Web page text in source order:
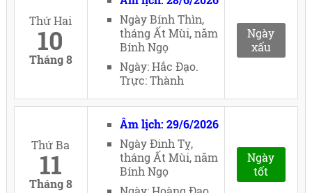
Thứ Hai
10
Tháng 8
Ngày Bính Thìn,
tháng Ất Mùi, năm
Bính Ngọ
Ngày: Hắc Đạo.
Trực: Thành
Ngày
xấu
Thứ Ba
11
Tháng 8
Âm lịch: 29/6/2026
Ngày Đinh Tỵ,
tháng Ất Mùi, năm
Bính Ngọ
Ngày
tốt